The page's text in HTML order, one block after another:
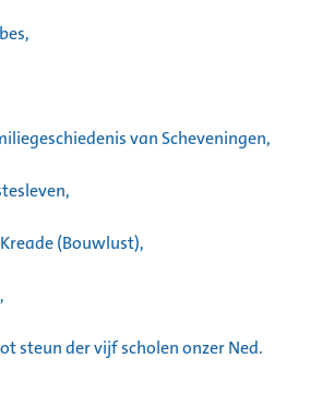
van Scheveningen,
(Bouwlust),
steun der vijf scholen onzer Ned.